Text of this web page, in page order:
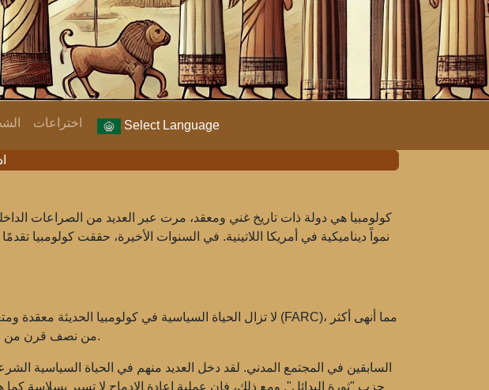
اختراعات Select Language
كولومبيا هي دولة ذات تاريخ غني ومعقد، مرت عبر العديد من الصراعات
نمواً ديناميكية في أمريكا اللاتينية. في السنوات الأخيرة، حققت كولومبيا
لا تزال الحياة السياسية في كولومبيا الحديثة معقدة ومتعددة الأبعاد. في عام 2016، القوات المسلحة الثورية الكولومبية (FARC)، مما أنهى أكثر
من نصف قرن من الصراع المسلح. ومع ذلك، على الرغم من نجاح هذه الاتفاقية، تواجه البلاد تحديات سياسية خطيرة.
إعادة إدماج مقاتلي FARC السابقين في المجتمع المدني. لقد دخل العديد منهم في الحياة السياسية
حزب "ثورة البدائل". ومع ذلك، فإن عملية إعادة الإدماج لا تسير بسلاسة